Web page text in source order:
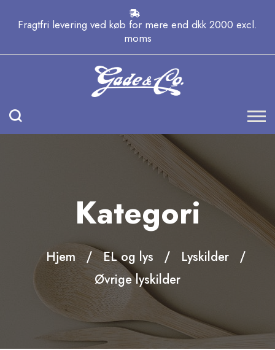
Fragtfri levering ved køb for mere end dkk 2000 excl.
moms
Kategori
Hjem EL og lys
Lyskilder
Øvrige lyskilder